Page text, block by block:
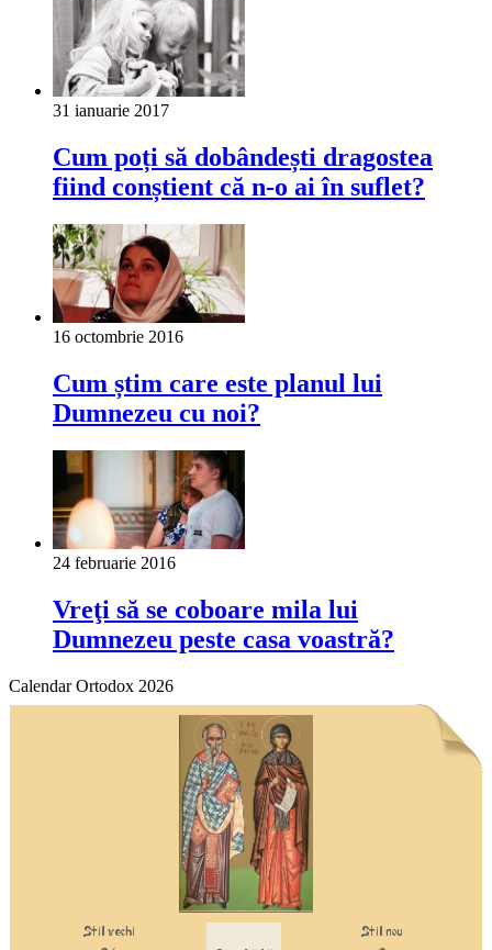
31 ianuarie 2017
Cum poți să dobândești dragostea
fiind conștient că n-o ai în suflet?
16 octombrie 2016
Cum știm care este planul lui
Dumnezeu cu noi?
24 februarie 2016
Vreţi să se coboare mila lui
Dumnezeu peste casa voastră?
Calendar Ortodox 2026